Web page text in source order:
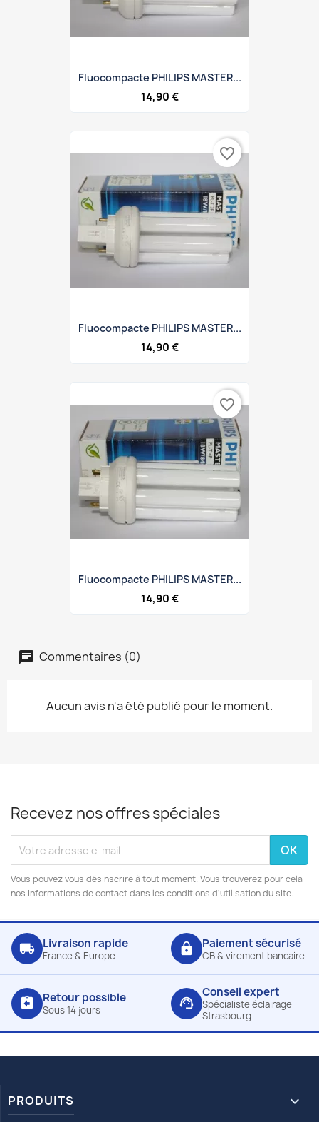
Fluocompacte PHILIPS MASTER...
14,90 €
Fluocompacte PHILIPS MASTER...
14,90 €
favorite_border
Fluocompacte PHILIPS MASTER...
14,90 €
favorite_border
Commentaires (0)
Aucun avis n'a été publié pour le moment.
Recevez nos offres spéciales
Vous pouvez vous désinscrire à tout moment. Vous trouverez pour cela
nos informations de contact dans les conditions d'utilisation du site.
local_shipping Livraison rapide
France & Europe lock Paiement sécurisé
CB & virement bancaire
assignment_return Retour possible
Sous 14 jours support_agent
Conseil expert
Spécialiste éclairage
Strasbourg
PRODUITS 